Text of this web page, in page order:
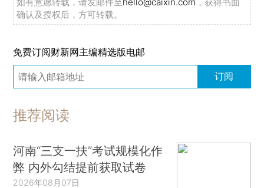
确认及授权后，方可转载。
免费订阅财新网主编精选版电邮
订阅
推荐阅读
河南“三支一扶”考试规模化作
弊 内外勾结提前获取试卷
2026年08月07日